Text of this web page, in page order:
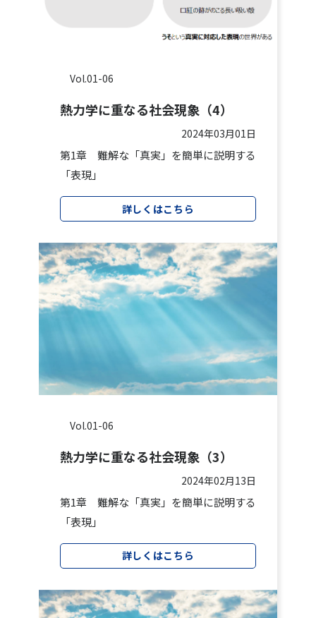
熱力学に重なる社会現象（4）
2024年03月01日
Vol.01-06
第1章 難解な「真実」を簡単に説明する
「表現」
詳しくはこちら
熱力学に重なる社会現象（3）
2024年02月13日
Vol.01-06
第1章 難解な「真実」を簡単に説明する
「表現」
詳しくはこちら